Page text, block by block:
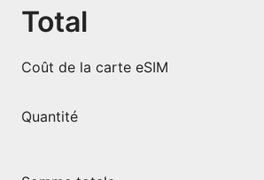
Total
Coût de la carte eSIM
Quantité